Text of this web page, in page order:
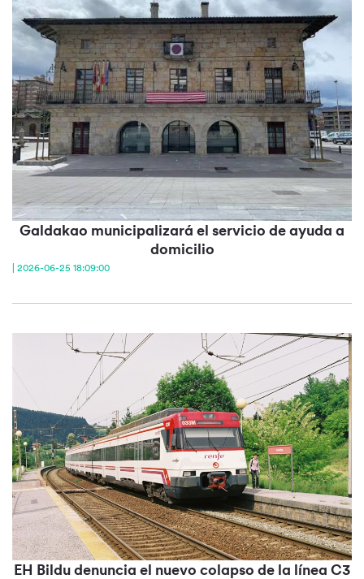
Galdakao municipalizará el servicio de ayuda a
domicilio
| 2026-06-25 18:09:00
EH Bildu denuncia el nuevo colapso de la línea C3